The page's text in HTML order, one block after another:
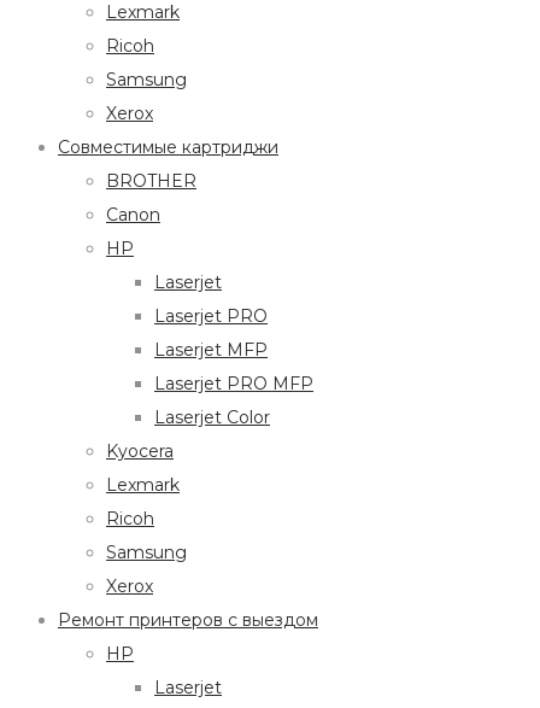
Lexmark
Ricoh
Samsung
Xerox
Совместимые картриджи
BROTHER
Canon
HP
Laserjet
Laserjet PRO
Laserjet MFP
Laserjet PRO MFP
Laserjet Color
Kyocera
Lexmark
Ricoh
Samsung
Xerox
Ремонт принтеров с выездом
HP
Laserjet